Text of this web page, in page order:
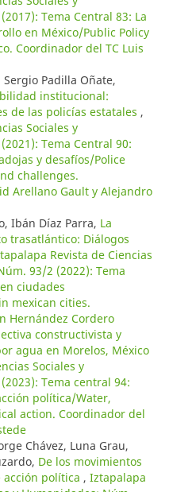
Tema Central 83: La
en México/Public Policy
Coordinador del TC Luis
Padilla Oñate,
institucional:
de las policías estatales ,
Sociales y
Tema Central 90:
y desafíos/Police
challenges.
Arellano Gault y Alejandro
Ibán Díaz Parra, La
trasatlántico: Diálogos
Revista de Ciencias
93/2 (2022): Tema
ciudades
mexican cities.
Hernández Cordero
constructivista y
agua en Morelos, México
Sociales y
Tema central 94:
política/Water,
action. Coordinador del
Chávez, Luna Grau,
De los movimientos
acción política , Iztapalapa